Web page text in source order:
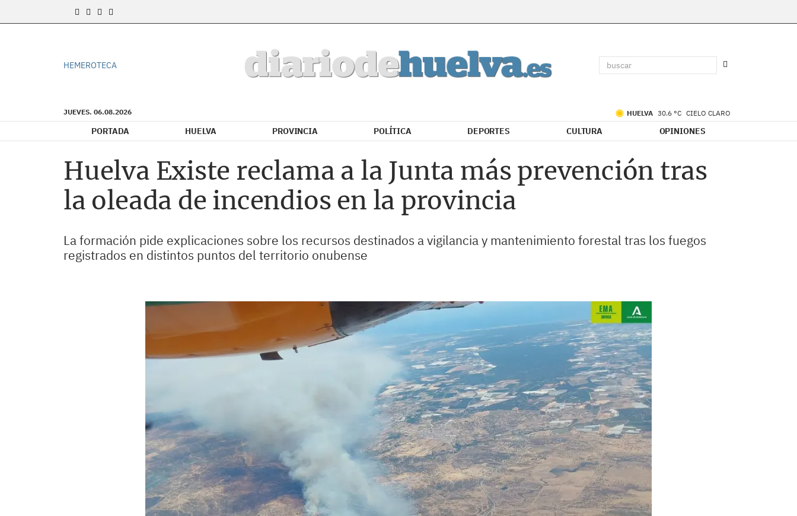
HEMEROTECA
JUEVES. 06.08.2026 HUELVA 30.6 °C CIELO CLARO
PORTADA HUELVA PROVINCIA POLÍTICA DEPORTES CULTURA OPINIONES
Huelva Existe reclama a la Junta más prevención tras
la oleada de incendios en la provincia
La formación pide explicaciones sobre los recursos destinados a vigilancia y mantenimiento forestal tras los fuegos
registrados en distintos puntos del territorio onubense